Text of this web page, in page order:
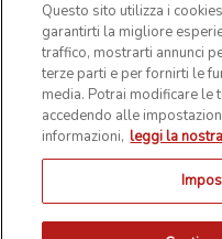
© 2019 Passepartout
Sessanta 99, 47891
Operatore Economico
Questo sito utilizza i
garantirti la migliore
traffico, mostrarti annunci
terze parti e per fornirti le
media. Potrai modificare le
accedendo alle
informazioni, leggi la